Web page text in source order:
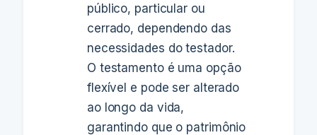
público, particular ou
cerrado, dependendo das
necessidades do testador.
O testamento é uma opção
flexível e pode ser alterado
ao longo da vida,
garantindo que o patrimônio